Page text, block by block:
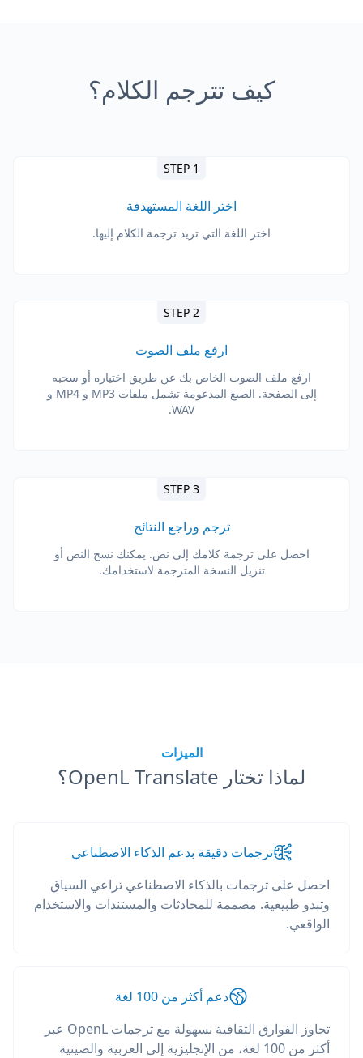
كيف تترجم الكلام؟
STEP 1
اختر اللغة المستهدفة
اختر اللغة التي تريد ترجمة الكلام إليها.
STEP 2
ارفع ملف الصوت
ارفع ملف الصوت الخاص بك عن طريق اختياره أو سحبه
إلى الصفحة. الصيغ المدعومة تشمل ملفات MP3 و MP4 و
WAV.
STEP 3
ترجم وراجع النتائج
احصل على ترجمة كلامك إلى نص. يمكنك نسخ النص أو
تنزيل النسخة المترجمة لاستخدامك.
الميزات
لماذا تختار OpenL Translate؟
ترجمات دقيقة بدعم الذكاء الاصطناعي
احصل على ترجمات بالذكاء الاصطناعي تراعي السياق
وتبدو طبيعية. مصممة للمحادثات والمستندات والاستخدام
الواقعي.
دعم أكثر من 100 لغة
تجاوز الفوارق الثقافية بسهولة مع ترجمات OpenL عبر
أكثر من 100 لغة، من الإنجليزية إلى العربية والصينية